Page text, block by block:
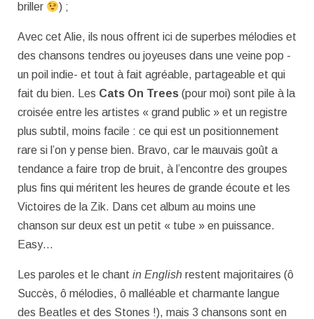
briller
) ;
Avec cet Alie, ils nous offrent ici de superbes mélodies et
des chansons tendres ou joyeuses dans une veine pop -
un poil indie- et tout à fait agréable, partageable et qui
fait du bien. Les Cats On Trees (pour moi) sont pile à la
croisée entre les artistes « grand public » et un registre
plus subtil, moins facile : ce qui est un positionnement
rare si l’on y pense bien. Bravo, car le mauvais goût a
tendance a faire trop de bruit, à l’encontre des groupes
plus fins qui méritent les heures de grande écoute et les
Victoires de la Zik. Dans cet album au moins une
chanson sur deux est un petit « tube » en puissance.
Easy…
Les paroles et le chant in English restent majoritaires (ô
Succès, ô mélodies, ô malléable et charmante langue
des Beatles et des Stones !), mais 3 chansons sont en